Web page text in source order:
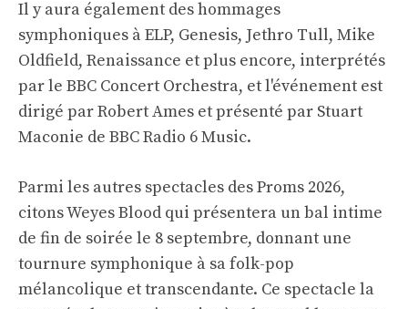
Il y aura également des hommages
symphoniques à ELP, Genesis, Jethro Tull, Mike
Oldfield, Renaissance et plus encore, interprétés
par le BBC Concert Orchestra, et l'événement est
dirigé par Robert Ames et présenté par Stuart
Maconie de BBC Radio 6 Music.
Parmi les autres spectacles des Proms 2026,
citons Weyes Blood qui présentera un bal intime
de fin de soirée le 8 septembre, donnant une
tournure symphonique à sa folk-pop
mélancolique et transcendante. Ce spectacle la